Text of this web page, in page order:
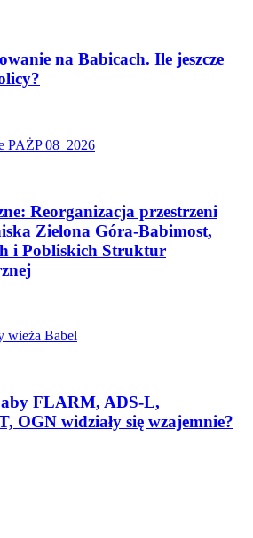
na Babicach. Ile jeszcze
Reorganizacja przestrzeni
Zielona Góra-Babimost,
i Pobliskich Struktur
aby FLARM, ADS-L,
OGN widziały się wzajemnie?